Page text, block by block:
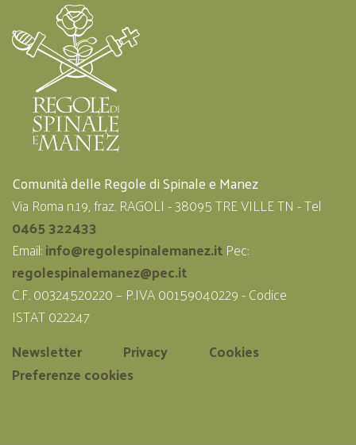
Comunità delle Regole di Spinale e Manez
Via Roma n.19, fraz. RAGOLI - 38095 TRE VILLE TN - Tel
0465 322433
Email:info@regolespinalemanez.itPec:
regolespinalemanez@pec.it
C.F. 00324520220 – P.IVA 00159040229 - Codice
ISTAT 022247
Newsletter
Privacy
Cookies
Preferenze cookies